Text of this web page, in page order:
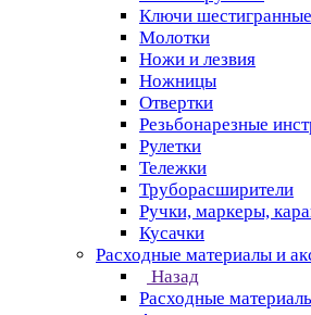
Ключи шестигранные
Молотки
Ножи и лезвия
Ножницы
Отвертки
Резьбонарезные
Рулетки
Тележки
Труборасширители
Ручки, маркеры,
Кусачки
Расходные материалы и
Назад
Расходные